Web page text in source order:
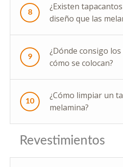
8
¿Existen
diseño que las
9
¿Dónde consigo
cómo se colocan?
10
¿Cómo limpiar un
melamina?
Revestimientos